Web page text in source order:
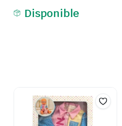
Disponible